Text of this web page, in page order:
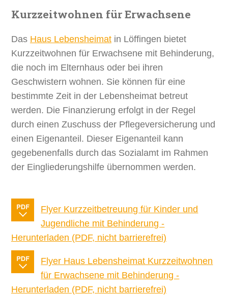
Kurzzeitwohnen für Erwachsene
Das Haus Lebensheimatin Löffingen bietet
Kurzzeitwohnen für Erwachsene mit Behinderung,
die noch im Elternhaus oder bei ihren
Geschwistern wohnen. Sie können für eine
bestimmte Zeit in der Lebensheimat betreut
werden. Die Finanzierung erfolgt in der Regel
durch einen Zuschuss der Pflegeversicherung und
einen Eigenanteil. Dieser Eigenanteil kann
gegebenenfalls durch das Sozialamt im Rahmen
der Eingliederungshilfe übernommen werden.
Flyer Kurzzeitbetreuung für Kinder und
Jugendliche mit Behinderung -
Herunterladen (PDF, nicht barrierefrei)
Flyer Haus Lebensheimat Kurzzeitwohnen
für Erwachsene mit Behinderung -
Herunterladen (PDF, nicht barrierefrei)